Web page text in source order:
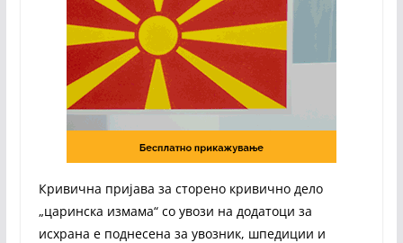
Кривична пријава за сторено кривично дело
„царинска измама“ со увози на додатоци за
исхрана е поднесена за увозник, шпедиции и